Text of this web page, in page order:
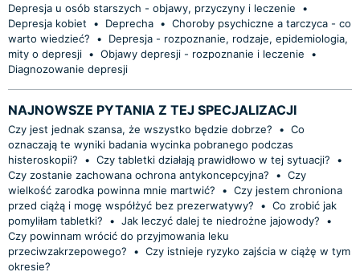
Depresja u osób starszych - objawy, przyczyny i leczenie
•
Depresja kobiet
• Deprecha • Choroby psychiczne a tarczyca - co
warto wiedzieć?
•
Depresja - rozpoznanie, rodzaje, epidemiologia,
mity o depresji • Objawy depresji - rozpoznanie i leczenie
•
Diagnozowanie depresji
NAJNOWSZE PYTANIA Z TEJ SPECJALIZACJI
Czy jest jednak szansa, że wszystko będzie dobrze? • Co
oznaczają te wyniki badania wycinka pobranego podczas
histeroskopii?
• Czy tabletki działają prawidłowo w tej sytuacji?
•
Czy zostanie zachowana ochrona antykoncepcyjna?
• Czy
wielkość zarodka powinna mnie martwić?
• Czy jestem chroniona
przed ciążą i mogę współżyć bez prezerwatywy?
• Co zrobić jak
pomyliłam tabletki?
• Jak leczyć dalej te niedrożne jajowody?
•
Czy powinnam wrócić do przyjmowania leku
przeciwzakrzepowego?
• Czy istnieje ryzyko zajścia w ciążę w tym
okresie?